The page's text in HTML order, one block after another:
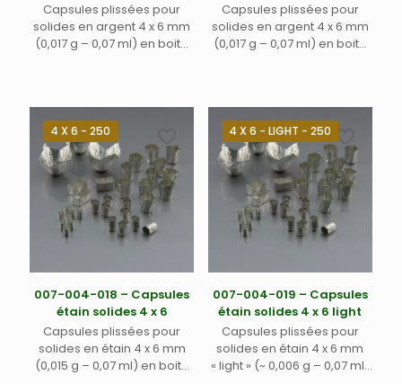
Capsules plissées pour
solides en argent 4 x 6 mm
(0,017 g – 0,07 ml) en boite
Capsules plissées pour
solides en argent 4 x 6 mm
(0,017 g – 0,07 ml) en boite
4 X 6 - 250
007-004-018 – Capsules
étain solides 4 x 6
Capsules plissées pour
solides en étain 4 x 6 mm
(0,015 g – 0,07 ml) en boite
4 X 6 - LIGHT - 250
007-004-019 – Capsules
étain solides 4 x 6 light
Capsules plissées pour
solides en étain 4 x 6 mm
« light » (~ 0,006 g – 0,07 ml)